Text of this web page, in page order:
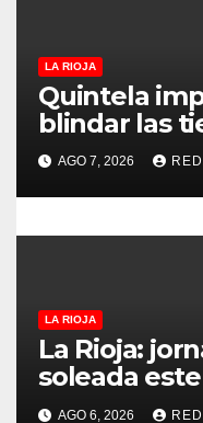
e
e
n
t
r
d
a
s
LA RIOJA
Quintela
blindar las
Rioja: cuáles
puntos
AGO 7, 2026
LA RIOJA
La Rioja:
soleada
AGO 6, 2026